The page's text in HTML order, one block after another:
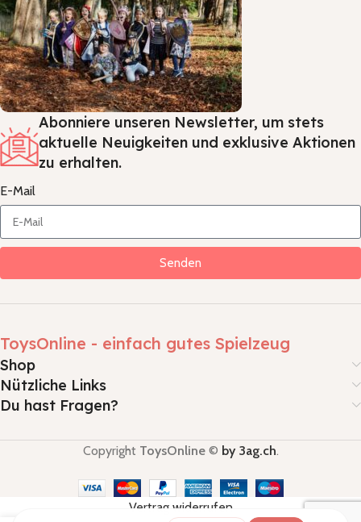
Abonniere unseren Newsletter, um stets
aktuelle Neuigkeiten und exklusive Aktionen
zu erhalten.
E-Mail
Senden
ToysOnline - einfach gutes Spielzeug
Shop
Nützliche Links
Du hast Fragen?
Copyright ToysOnline© by 3ag.ch.
Vertrag widerrufen